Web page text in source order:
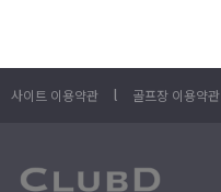
사이트 이용약관 l 골프장 이용약관